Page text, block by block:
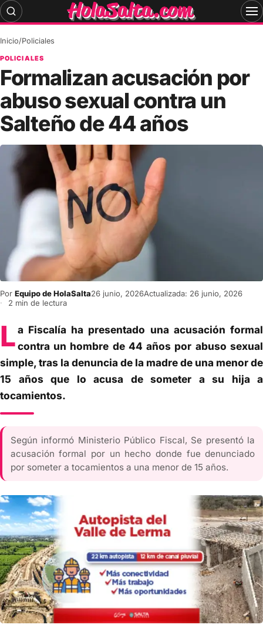
Skip
to
Inicio/Policiales
POLICIALES
Formalizan acusación por
abuso sexual contra un
Salteño de 44 años
Por Equipo de HolaSalta26 junio, 2026Actualizada: 26 junio, 2026
2 min de lectura
La Fiscalía ha presentado una acusación formal
contra un hombre de 44 años por abuso sexual
simple, tras la denuncia de la madre de una menor de
15 años que lo acusa de someter a su hija a
tocamientos.
Según informó Ministerio Público Fiscal, Se presentó la
acusación formal por un hecho donde fue denunciado
por someter a tocamientos a una menor de 15 años.